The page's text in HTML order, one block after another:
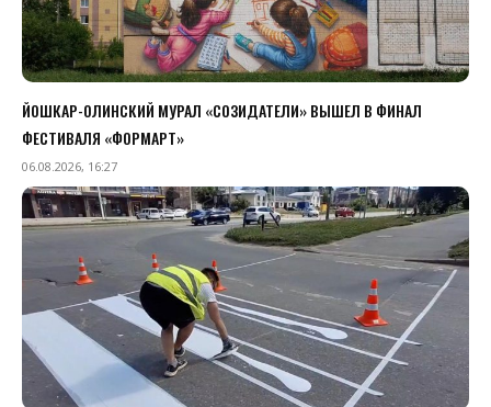
ЙОШКАР-ОЛИНСКИЙ МУРАЛ «СОЗИДАТЕЛИ» ВЫШЕЛ В ФИНАЛ
ФЕСТИВАЛЯ «ФОРМАРТ»
06.08.2026, 16:27